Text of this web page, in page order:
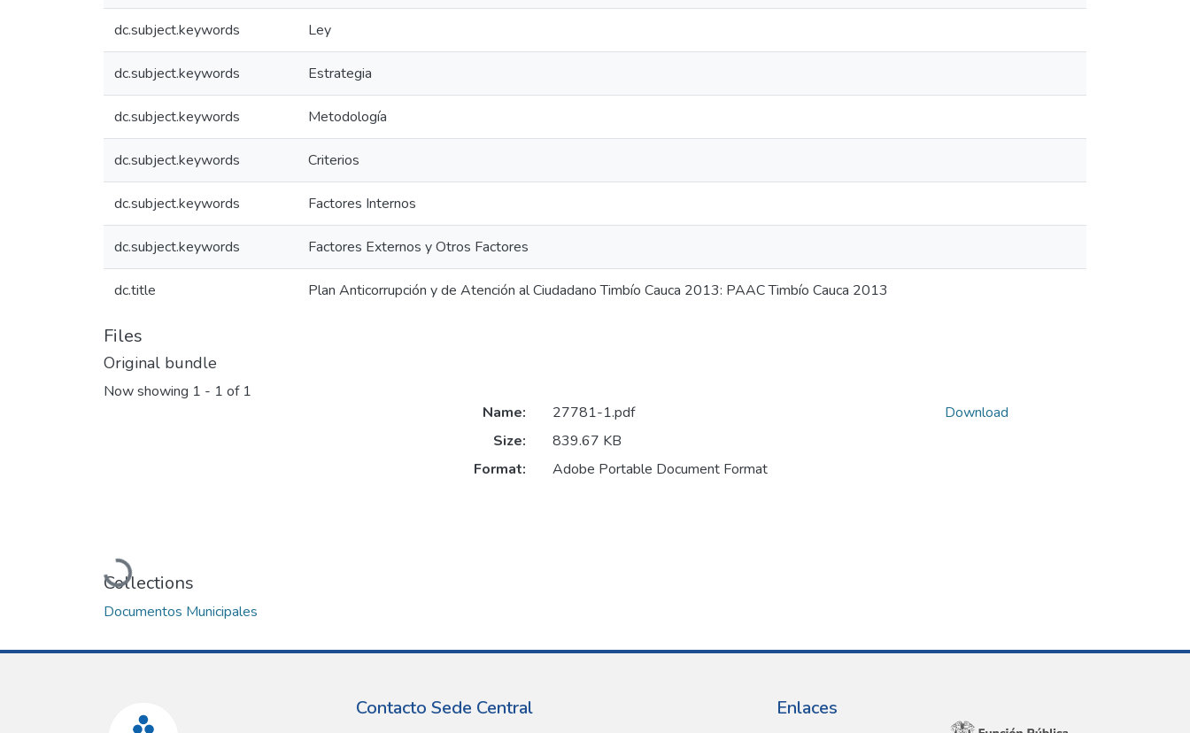
dc.subject.keywords Ley
dc.subject.keywords Estrategia
dc.subject.keywords Metodología
dc.subject.keywords Criterios
dc.subject.keywords Factores Internos
dc.subject.keywords Factores Externos y Otros Factores
dc.title Plan Anticorrupción y de Atención al Ciudadano Timbío Cauca 2013: PAAC Timbío Cauca 2013
Files
Original bundle
Now showing 1 - 1 of 1
Loading...
Name:
27781-1.pdf
Size:
839.67 KB
Format:
Adobe Portable Document Format
Download
Collections
Documentos Municipales
Contacto Sede Central Enlaces